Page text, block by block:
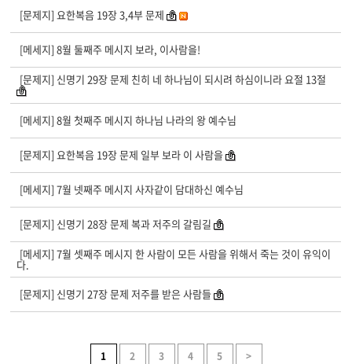
[문제지] 요한복음 19장 3,4부 문제
[메세지] 8월 둘째주 메시지 보라, 이사람을!
[문제지] 신명기 29장 문제 친히 네 하나님이 되시려 하심이니라 요절 13절
[메세지] 8월 첫째주 메시지 하나님 나라의 왕 예수님
[문제지] 요한복음 19장 문제 일부 보라 이 사람을
[메세지] 7월 넷째주 메시지 사자같이 담대하신 예수님
[문제지] 신명기 28장 문제 복과 저주의 갈림길
[메세지] 7월 셋째주 메시지 한 사람이 모든 사람을 위해서 죽는 것이 유익이
다.
[문제지] 신명기 27장 문제 저주를 받은 사람들
1 2 3 4 5 >